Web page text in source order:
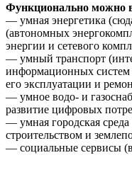
Функционально можно
— умная энергетика
(автономных
энергии и сетевого
— умный транспорт
информационных систем
его эксплуатации и
— умное водо- и
развитие цифровых
— умная городская
строительством и
— социальные сервисы